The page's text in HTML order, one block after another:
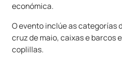
económica.
O evento inclúe as categorías
cruz de maio, caixas e barcos
coplillas.